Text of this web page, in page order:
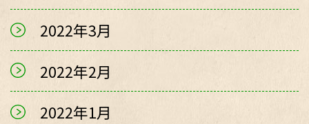
2022年3月
2022年2月
2022年1月